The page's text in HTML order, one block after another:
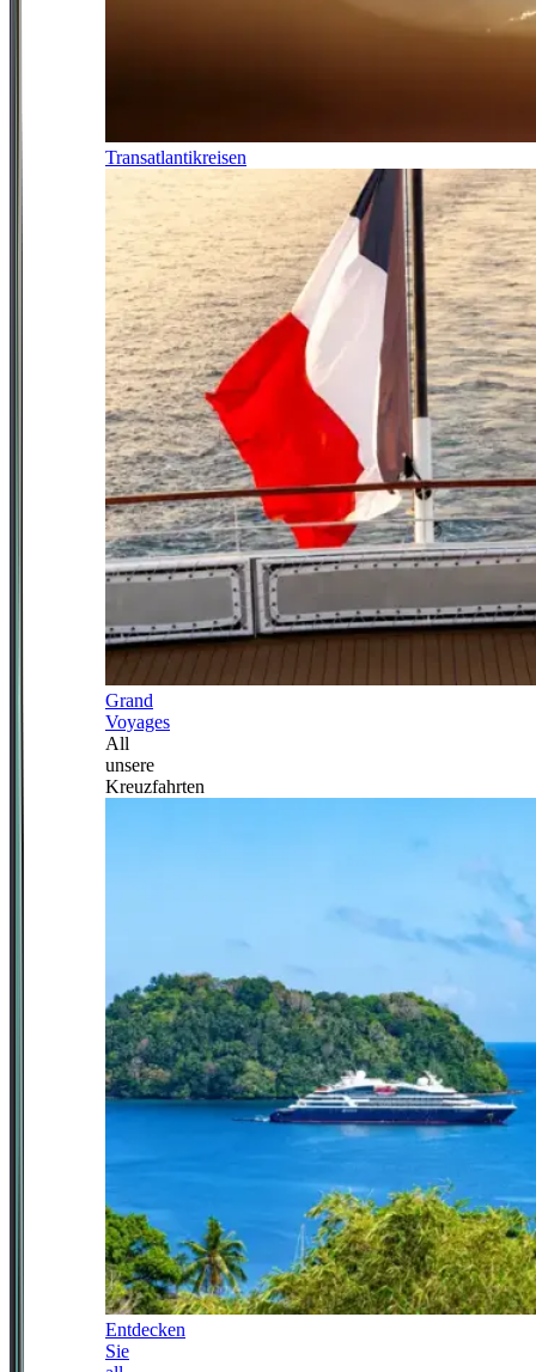
Transatlantikreisen
Grand
Voyages
All
unsere
Kreuzfahrten
Entdecken
Sie